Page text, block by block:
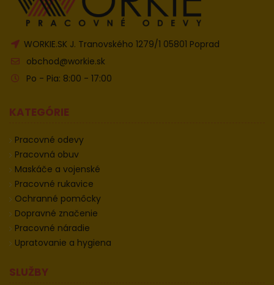
WORKIE.SK J. Tranovského 1279/1 05801 Poprad
obchod@workie.sk
Po - Pia: 8:00 - 17:00
KATEGÓRIE
Pracovné odevy
Pracovná obuv
Maskáče a vojenské
Pracovné rukavice
Ochranné pomôcky
Dopravné značenie
Pracovné náradie
Upratovanie a hygiena
SLUŽBY